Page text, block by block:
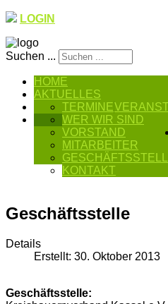
LOGIN
Suchen ...
HOME
AKTUELLES
TERMINE
WER WIR SIND
VORSTAND
MITARBEITER
KONTAKT
Geschäftsstelle
Details
Erstellt: 30. Oktober 2013
Geschäftsstelle: